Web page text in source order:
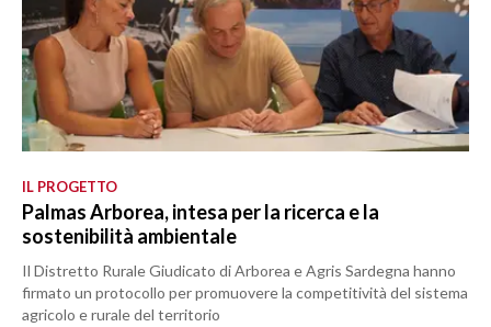
IL PROGETTO
Palmas Arborea, intesa per la ricerca e la
sostenibilità ambientale
Il Distretto Rurale Giudicato di Arborea e Agris Sardegna hanno
firmato un protocollo per promuovere la competitività del sistema
agricolo e rurale del territorio